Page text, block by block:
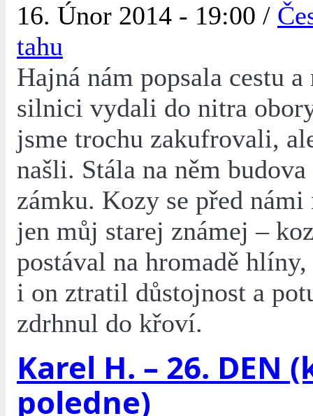
16. Únor 2014 - 19:00 /
tahu
Hajná nám popsala cestu a
silnici vydali do nitra
jsme trochu zakufrovali,
našli. Stála na něm
zámku. Kozy se před
jen můj starej známej –
postával na hromadě hlíny,
i on ztratil důstojnost a
zdrhnul do křoví.
Karel H. – 26. DEN
poledne)